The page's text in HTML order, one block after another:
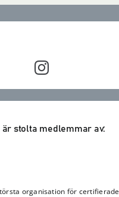
är stolta medlemmar av:
organisation för certifierade